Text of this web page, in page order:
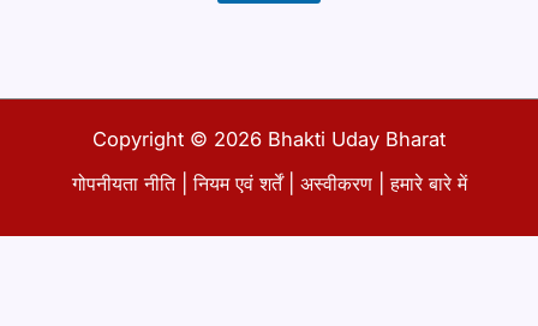
Copyright © 2026 Bhakti Uday Bharat
गोपनीयता नीति|नियम एवं शर्तें| अस्वीकरण |हमारे बारे में